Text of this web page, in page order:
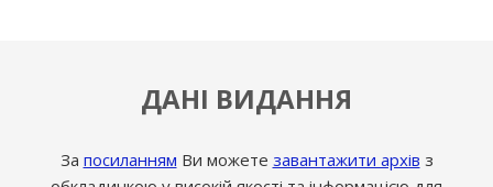
ДАНІ ВИДАННЯ
За посиланням Ви можете завантажити архів з